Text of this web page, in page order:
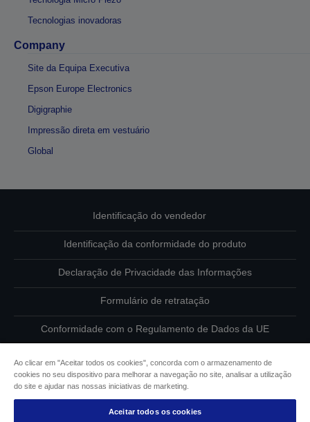
Tecnologias inovadoras
Company
Site da Equipa Executiva
Epson Europe Electronics
Digigraphie
Impressão direta em vestuário
Global
Identificação do vendedor
Identificação da conformidade do produto
Declaração de Privacidade das Informações
Formulário de retratação
Conformidade com o Regulamento de Dados da UE
Contacte-nos sobre os seus dados
Informações sobre cookies
Compromisso da Epson para com a acessibilidade
Ao clicar em "Aceitar todos os cookies", concorda com o armazenamento de
cookies no seu dispositivo para melhorar a navegação no site, analisar a utilização
do site e ajudar nas nossas iniciativas de marketing.
Aceitar todos os cookies